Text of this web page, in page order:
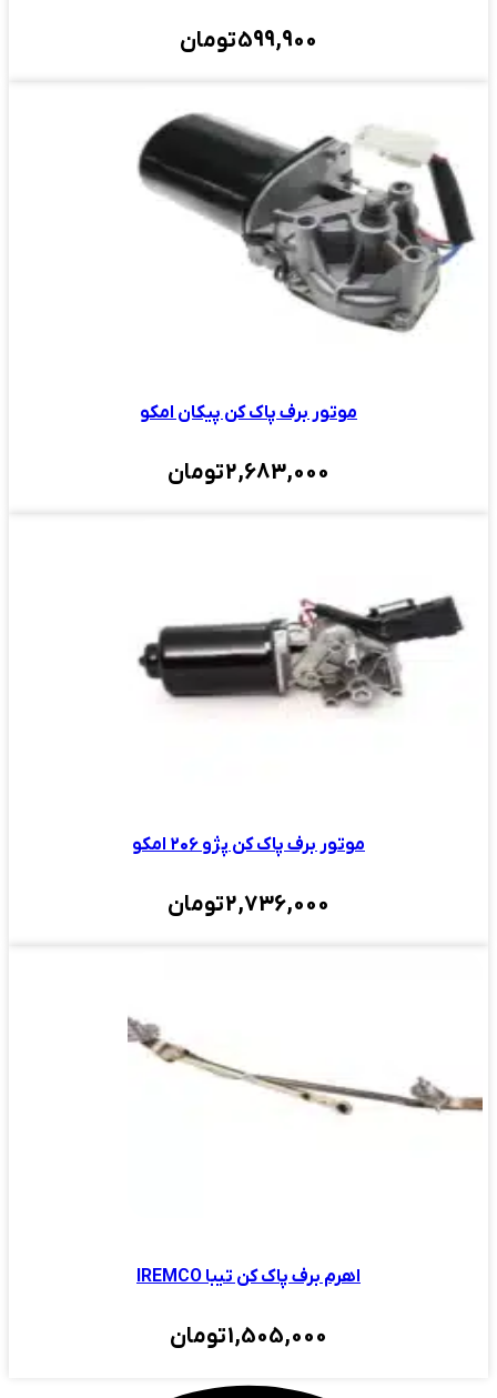
599,900تومان
موتور برف پاک کن پیکان امکو
2,683,000تومان
موتور برف پاک کن پژو ۲۰۶ امکو
2,736,000تومان
اهرم برف پاک کن تیبا IREMCO
1,505,000تومان